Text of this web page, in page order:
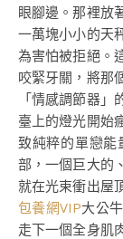
眼腳邊。那裡放
一萬塊小小的天
為害怕被拒絕。
咬緊牙關，將那
「情感調節器
臺上的燈光開始
致純粹的單戀能
部，一個巨大的
就在光束衝出屋
包養網VIP大公
走下一個全身肌